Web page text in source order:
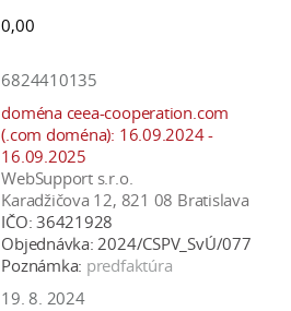
0,00
6824410135
doména ceea-cooperation.com
(.com doména): 16.09.2024 -
16.09.2025
WebSupport s.r.o.
Karadžičova 12, 821 08 Bratislava
IČO: 36421928
Objednávka: 2024/CSPV_SvÚ/077
Poznámka: predfaktúra
19. 8. 2024